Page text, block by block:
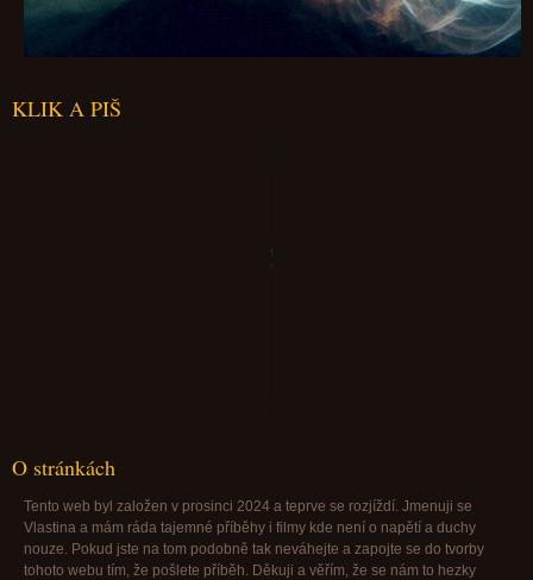
KLIK A PIŠ
O stránkách
Tento web byl založen v prosinci 2024 a teprve se rozjíždí. Jmenuji se
Vlastina a mám ráda tajemné příběhy i filmy kde není o napětí a duchy
nouze. Pokud jste na tom podobně tak neváhejte a zapojte se do tvorby
tohoto webu tím, že pošlete příběh. Děkuji a věřím, že se nám to hezky